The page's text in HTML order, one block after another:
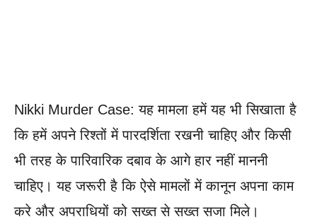
Nikki Murder Case: यह मामला हमें यह भी सिखाता है
कि हमें अपने रिश्तों में पारदर्शिता रखनी चाहिए और किसी
भी तरह के पारिवारिक दबाव के आगे हार नहीं माननी
चाहिए। यह जरूरी है कि ऐसे मामलों में कानून अपना काम
करे और अपराधियों को सख्त से सख्त सजा मिले।